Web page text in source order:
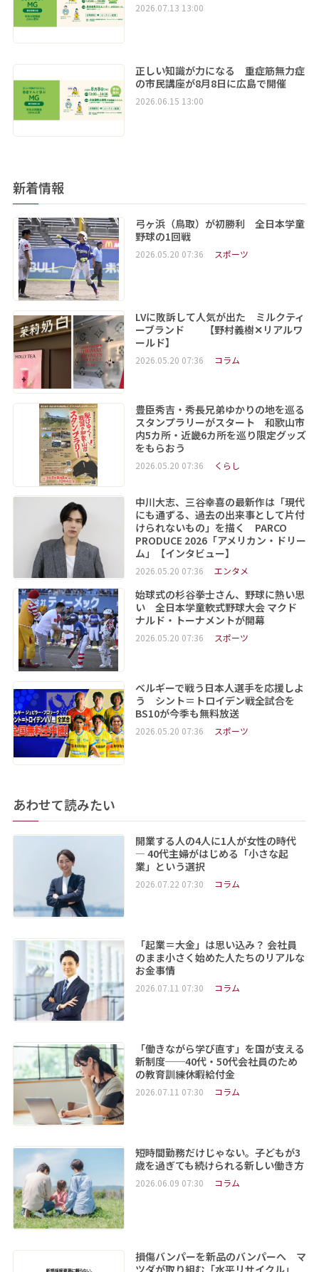
2026.07.13 13:00
正しい知識が力になる 重症筋無力症
の市民講座が8月8日に広島で開催
2026.06.15 13:00
新着情報
弓ヶ浜（鳥取）が初勝利 全日本学童
野球の1回戦
2026.05.20 07:36 スポーツ
LVに敗訴して人気が出た ミルクティ
ーブランド 【野村義樹✕リアルワ
ールド】
2026.05.20 07:36 コラム
豊臣秀吉・秀長兄弟ゆかりの地を巡る
スタンプラリーがスタート 和歌山市
内5カ所・近畿6カ所を巡り限定グッズ
をもらおう
2026.05.20 07:36 くらし
中川大志、三谷幸喜の最新作は「現代
にも通ずる、過去の出来事として片付
けられないもの」を描く PARCO
PRODUCE 2026「アメリカン・ドリー
ム」【インタビュー】
2026.05.20 07:36 エンタメ
始球式の杉谷拳士さん、野球に熱い思
い 全日本学童軟式野球大会 マクド
ナルド・トーナメントが開幕
2026.05.20 07:36 スポーツ
ベルギーで戦う日本人選手を応援しよ
う シント＝トロイデン戦全試合を
BS10が今季も無料放送
2026.05.20 07:36 スポーツ
あわせて読みたい
開業する人の4人に1人が女性の時代
― 40代主婦がはじめる「小さな起
業」という選択
2026.07.22 07:30 コラム
「起業＝大金」は思い込み？ 会社員
のまま小さく始めた人たちのリアルな
お金事情
2026.07.11 07:30 コラム
「働きながら学び直す」を国が支える
新制度──40代・50代会社員のため
の教育訓練休暇給付金
2026.07.11 07:30 コラム
短時間勤務だけじゃない。子どもが3
歳を過ぎても続けられる新しい働き方
2026.06.09 07:30 コラム
損傷バンパーを新品のバンパーへ マ